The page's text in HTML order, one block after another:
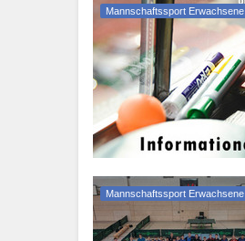
Mannschaftssport Erwachsene
Mannschaftssport Erwachsene